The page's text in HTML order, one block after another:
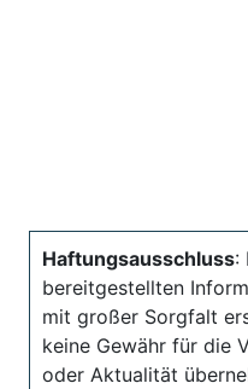
Haftungsausschluss:
bereitgestellten
mit großer Sorgfalt
keine Gewähr für die
oder Aktualität